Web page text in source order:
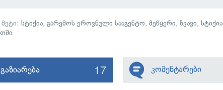
მეტი:სტიქია,გარემოს ეროვნული სააგენტო,მეწყერი,ზვავი,სტიქია
გაზიარება 17 კომენტარები